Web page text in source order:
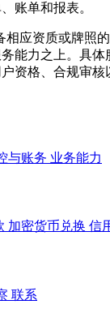
账单和报表。
相应资质或牌照
能力之上。具
资格、合规审核
与账务 业务能力
加密货币兑换 信
联系